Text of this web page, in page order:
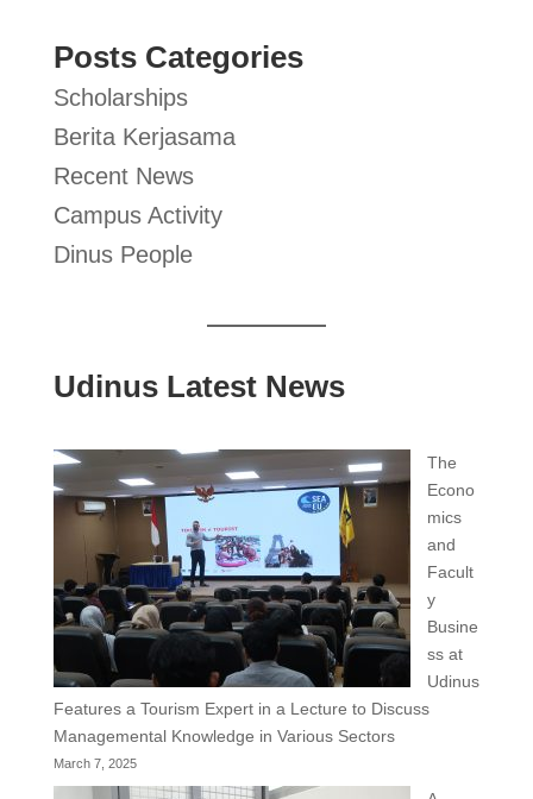
Posts Categories
Scholarships
Berita Kerjasama
Recent News
Campus Activity
Dinus People
Udinus Latest News
The
Econo
mics
and
Facult
y
Busine
ss at
Udinus
Features a Tourism Expert in a Lecture to Discuss
Managemental Knowledge in Various Sectors
March 7, 2025